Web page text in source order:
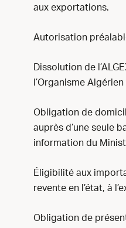
aux exportations.
Autorisation
Dissolution de
l’Organisme
Obligation de
auprès d’une seule
information du
Éligibilité aux
revente en l’état, à
Obligation de